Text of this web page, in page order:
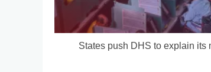
States push DHS to explain its